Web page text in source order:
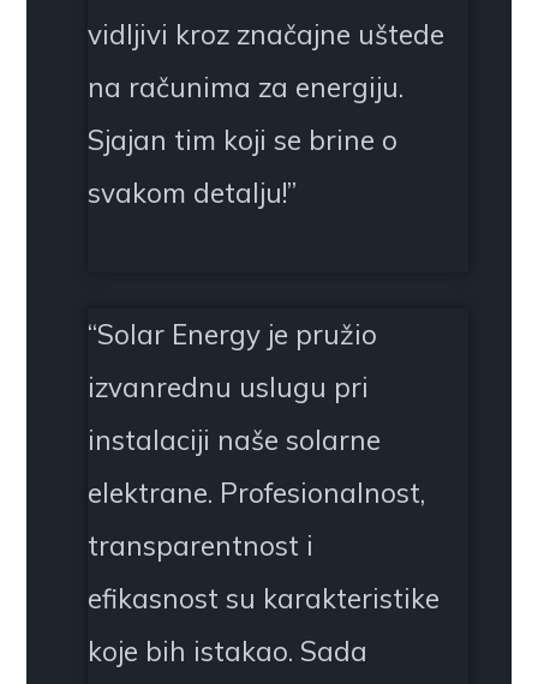
vidljivi kroz značajne uštede
na računima za energiju.
Sjajan tim koji se brine o
svakom detalju!”
“Solar Energy je pružio
izvanrednu uslugu pri
instalaciji naše solarne
elektrane. Profesionalnost,
transparentnost i
efikasnost su karakteristike
koje bih istakao. Sada